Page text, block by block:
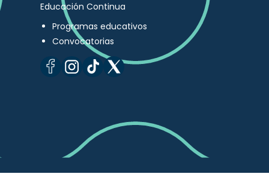
Educación Continua
Programas educativos
Convocatorias